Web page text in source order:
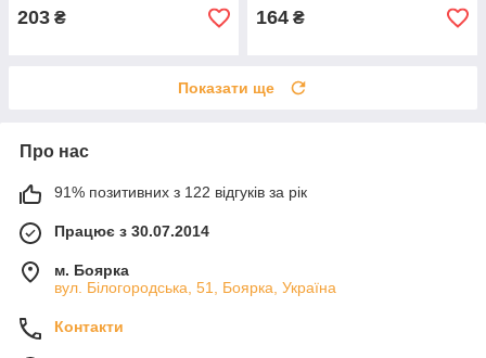
203 ₴ 164 ₴
Показати ще
Про нас
91% позитивних з 122 відгуків за рік
Працює з 30.07.2014
м. Боярка
вул. Білогородська, 51, Боярка, Україна
Контакти